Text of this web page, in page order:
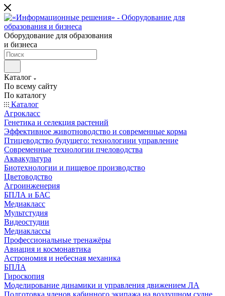
Оборудование для образования
и бизнеса
Каталог
По всему сайту
По каталогу
Каталог
Агрокласс
Генетика и селекция растений
Эффективное животноводство и современные корма
Птицеводство будущего: технологиии управление
Современные технологии пчеловодства
Аквакультура
Биотехнологии и пищевое производство
Цветоводство
Агроинженерия
БПЛА и БАС
Медиакласс
Мультстудия
Видеостудии
Медиаклассы
Профессиональные тренажёры
Авиация и космонавтика
Астрономия и небесная механика
БПЛА
Гироскопия
Моделирование динамики и управления движением ЛА
Подготовка членов кабинного экипажа на воздушном судне